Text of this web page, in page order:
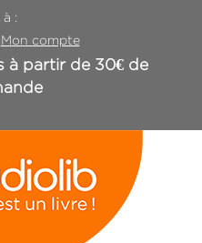
à :
Mon compte
à partir de 30€ de